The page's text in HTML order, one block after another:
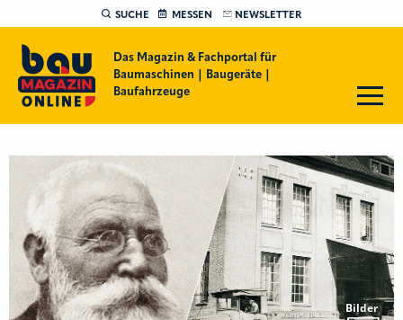
SUCHE MESSEN NEWSLETTER
Das Magazin & Fachportal für
Baumaschinen | Baugeräte |
Baufahrzeuge
Bilder